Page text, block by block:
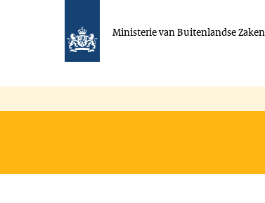
Ministerie van Buitenlandse Zaken